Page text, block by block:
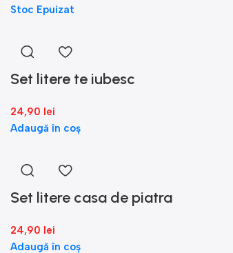
Stoc Epuizat
Set litere te iubesc
24,90 lei
Adaugă în coș
Set litere casa de piatra
24,90 lei
Adaugă în coș